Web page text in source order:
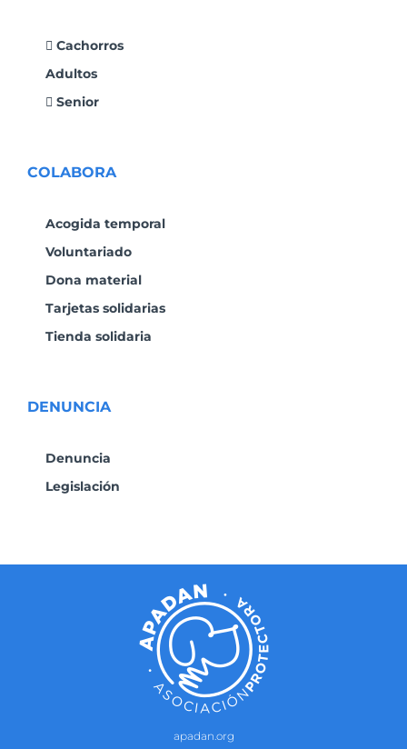
Cachorros
Adultos
Senior
COLABORA
Acogida temporal
Voluntariado
Dona material
Tarjetas solidarias
Tienda solidaria
DENUNCIA
Denuncia
Legislación
apadan.org